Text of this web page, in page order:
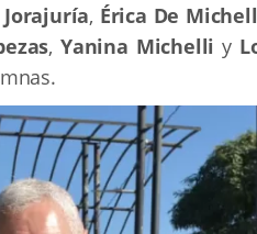
, Érica De
, Yanina Michelli y